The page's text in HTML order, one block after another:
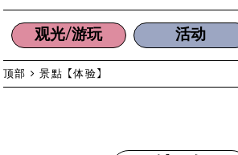
观光/游玩 活动
顶部 景點 【体验】